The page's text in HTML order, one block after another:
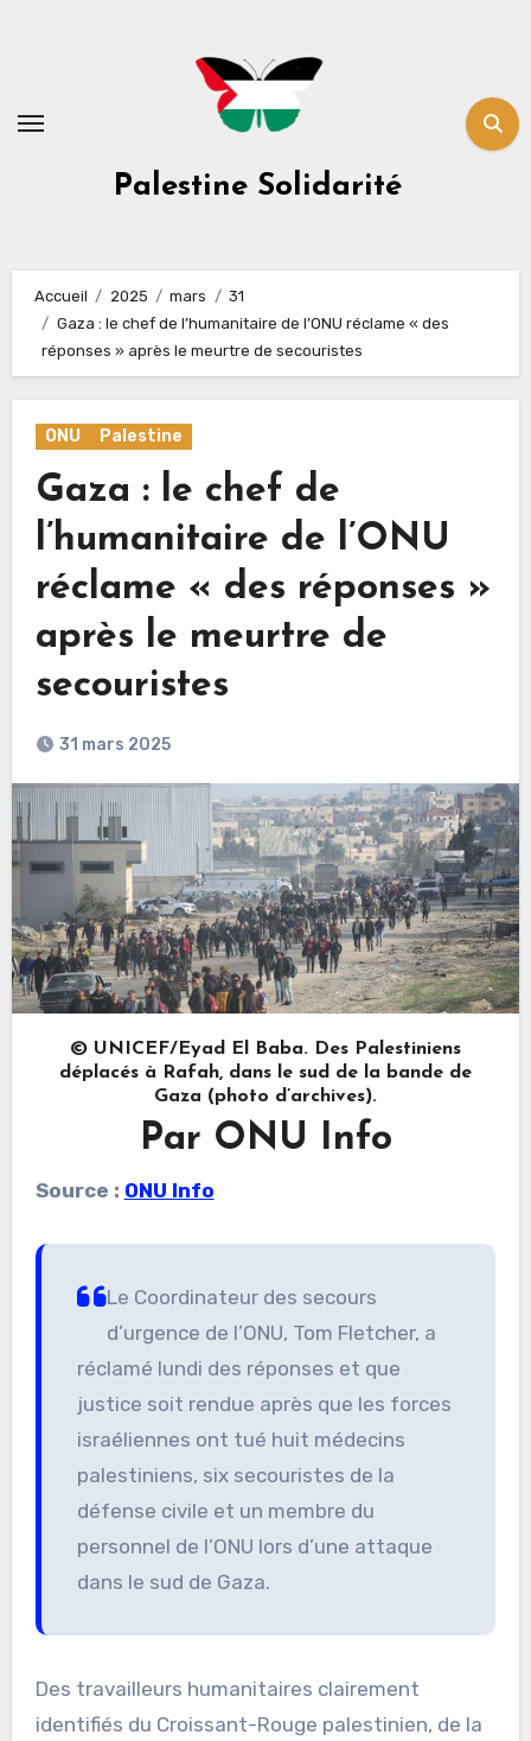
Palestine Solidarité
Accueil 2025 mars
31
Gaza : le chef de l’humanitaire de l’ONU réclame « des
réponses » après le meurtre de secouristes
ONU Palestine
Gaza : le chef de
l’humanitaire de l’ONU
réclame « des réponses »
après le meurtre de
secouristes
31 mars 2025
© UNICEF/Eyad El Baba. Des Palestiniens
déplacés à Rafah, dans le sud de la bande de
Gaza (photo d’archives).
Par ONU Info
Source : ONU Info
Le Coordinateur des secours
d’urgence de l’ONU, Tom Fletcher, a
réclamé lundi des réponses et que
justice soit rendue après que les forces
israéliennes ont tué huit médecins
palestiniens, six secouristes de la
défense civile et un membre du
personnel de l’ONU lors d’une attaque
dans le sud de Gaza.
Des travailleurs humanitaires clairement
identifiés du Croissant-Rouge palestinien, de la